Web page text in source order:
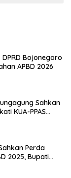
Bojonegoro
APBD 2026
Sahkan
KUA-PPAS
Perda
2025, Bupati